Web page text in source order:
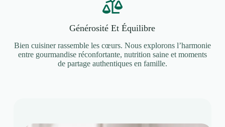
Générosité Et Équilibre
Bien cuisiner rassemble les cœurs. Nous explorons l’harmonie
entre gourmandise réconfortante, nutrition saine et moments
de partage authentiques en famille.